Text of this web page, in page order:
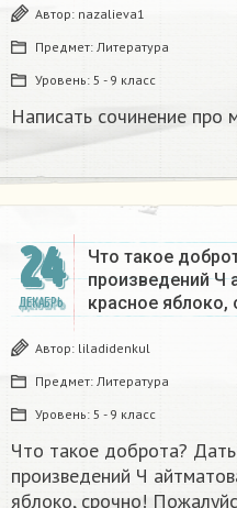
Автор: nazalieva1
Предмет: Литература
Уровень: 5 - 9 класс
Написать сочинение про
24
ДЕКАБРЬ
Что такое
произведений Ч
красное яблоко,
Автор: liladidenkul
Предмет: Литература
Уровень: 5 - 9 класс
Что такое доброта?
произведений Ч
яблоко, срочно!